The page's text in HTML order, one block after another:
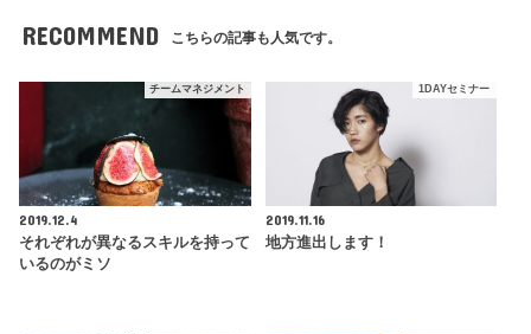
RECOMMEND こちらの記事も人気です。
チームマネジメント
2019.12.4
それぞれが異なるスキルを持って
いるのがミソ
1DAYセミナー
2019.11.16
地方進出します！